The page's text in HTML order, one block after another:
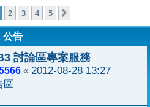
2 3 4 5
公告
討論區專案服務
« 2012-08-28 13:27
區